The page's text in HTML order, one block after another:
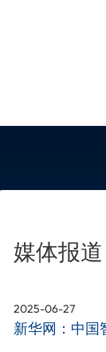
媒体报道
2025-06-27